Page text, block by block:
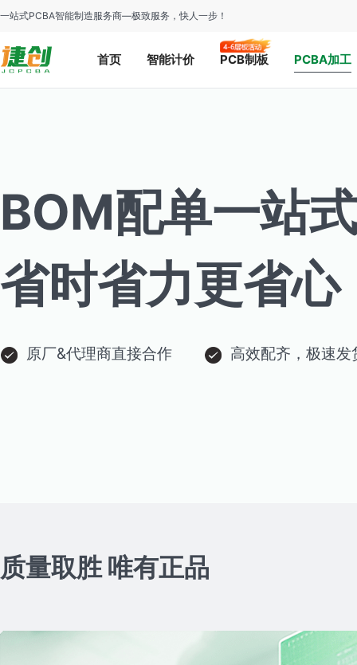
一站式PCBA智能制造服务商—极致服务，快人一步！
首页 智能计价 PCB制板 PCBA加工
BOM配单一站
省时省力更省心
原厂&代理商直接合作 高效配齐，极速发
质量取胜 唯有正品